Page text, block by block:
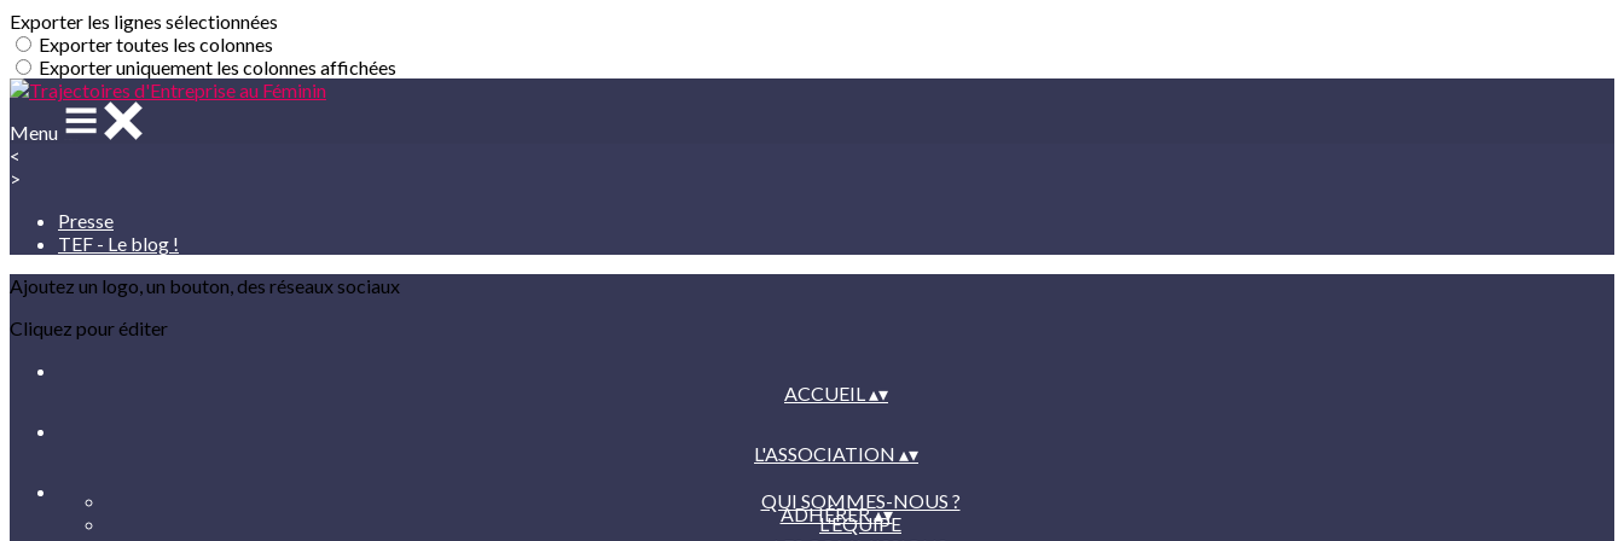
Exporter les lignes sélectionnées
Exporter toutes les colonnes
Exporter uniquement les colonnes affichées
Menu
<
>
Presse
TEF - Le blog !
Ajoutez un logo, un bouton, des réseaux sociaux
Cliquez pour éditer
ACCUEIL▴▾
L'ASSOCIATION ▴▾
QUI SOMMES-NOUS ?
L'ÉQUIPE
ADHÉRER▴▾